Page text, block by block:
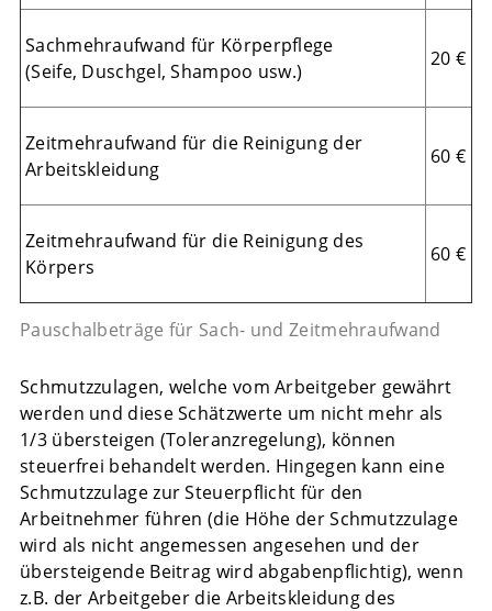
Pauschalbeträge für Sach- und Zeitmehraufwand
Sachmehraufwand für Körperpflege
(Seife, Duschgel, Shampoo usw.)
20 €
Zeitmehraufwand für die Reinigung der
Arbeitskleidung
60 €
Zeitmehraufwand für die Reinigung des
Körpers
60 €
Schmutzzulagen, welche vom Arbeitgeber gewährt
werden und diese Schätzwerte um nicht mehr als
1/3 übersteigen (Toleranzregelung), können
steuerfrei behandelt werden. Hingegen kann eine
Schmutzzulage zur Steuerpflicht für den
Arbeitnehmer führen (die Höhe der Schmutzzulage
wird als nicht angemessen angesehen und der
übersteigende Beitrag wird abgabenpflichtig), wenn
z.B. der Arbeitgeber die Arbeitskleidung des